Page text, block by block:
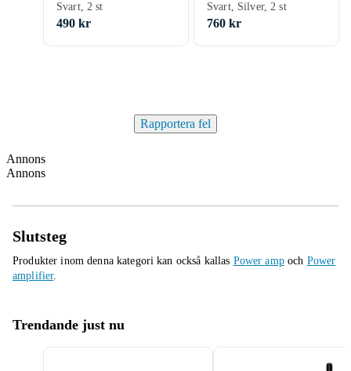
Svart, 2 st
490 kr
Svart, Silver, 2 st
760 kr
Rapportera fel
Annons
Annons
Slutsteg
Produkter inom denna kategori kan också kallas Power ampoch Power
amplifier.
Trendande just nu